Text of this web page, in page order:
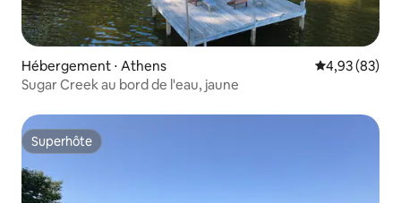
Hébergement ⋅ Athens Évaluation
4,93 (83)
Sugar Creek au bord de l'eau, jaune
Superhôte
Superhôte